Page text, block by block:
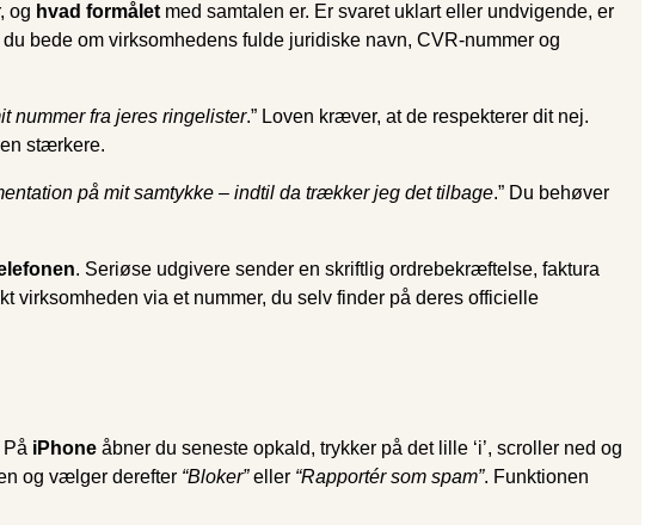
og hvad formålet med samtalen er. Er svaret uklart eller undvigende, er
bede om virksomhedens fulde juridiske navn, CVR-nummer og
nummer fra jeres ringelister.” Loven kræver, at de respekterer dit nej.
stærkere.
på mit samtykke – indtil da trækker jeg det tilbage.” Du behøver
. Seriøse udgivere sender en skriftlig ordrebekræftelse, faktura
virksomheden via et nummer, du selv finder på deres officielle
iPhone åbner du seneste opkald, trykker på det lille ‘i’, scroller ned og
og vælger derefter “Bloker”eller “Rapportér som spam”. Funktionen